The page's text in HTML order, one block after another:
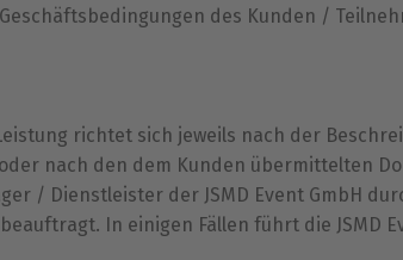
des Kunden /
richtet sich jeweils nach der
nach den dem Kunden übermittelten
/ Dienstleister der JSMD Event GmbH
In einigen Fällen führt die JSMD